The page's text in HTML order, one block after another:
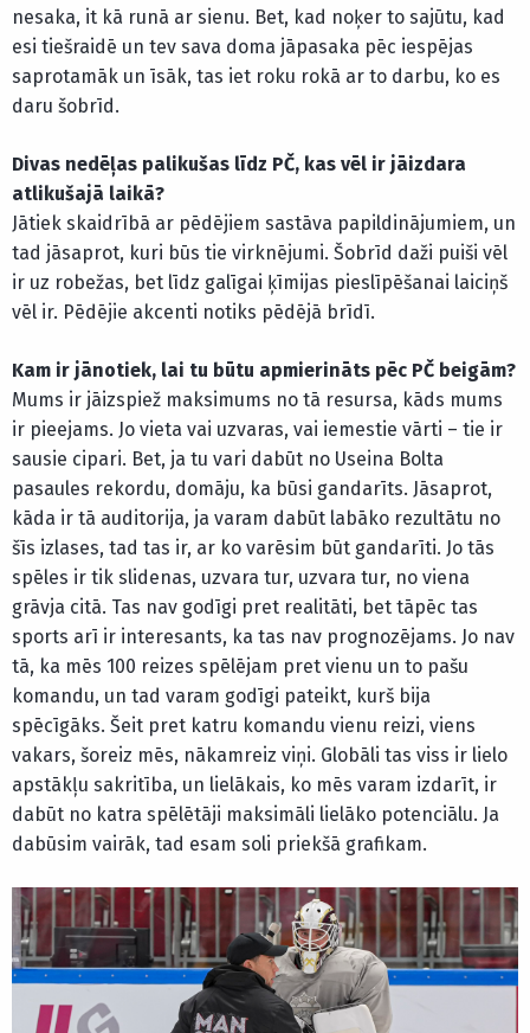
nesaka, it kā runā ar sienu. Bet, kad noķer to sajūtu, kad
esi tiešraidē un tev sava doma jāpasaka pēc iespējas
saprotamāk un īsāk, tas iet roku rokā ar to darbu, ko es
daru šobrīd.
Divas nedēļas palikušas līdz PČ, kas vēl ir jāizdara
atlikušajā laikā?
Jātiek skaidrībā ar pēdējiem sastāva papildinājumiem, un
tad jāsaprot, kuri būs tie virknējumi. Šobrīd daži puiši vēl
ir uz robežas, bet līdz galīgai ķīmijas pieslīpēšanai laiciņš
vēl ir. Pēdējie akcenti notiks pēdējā brīdī.
Kam ir jānotiek, lai tu būtu apmierināts pēc PČ beigām?
Mums ir jāizspiež maksimums no tā resursa, kāds mums
ir pieejams. Jo vieta vai uzvaras, vai iemestie vārti – tie ir
sausie cipari. Bet, ja tu vari dabūt no Useina Bolta
pasaules rekordu, domāju, ka būsi gandarīts. Jāsaprot,
kāda ir tā auditorija, ja varam dabūt labāko rezultātu no
šīs izlases, tad tas ir, ar ko varēsim būt gandarīti. Jo tās
spēles ir tik slidenas, uzvara tur, uzvara tur, no viena
grāvja citā. Tas nav godīgi pret realitāti, bet tāpēc tas
sports arī ir interesants, ka tas nav prognozējams. Jo nav
tā, ka mēs 100 reizes spēlējam pret vienu un to pašu
komandu, un tad varam godīgi pateikt, kurš bija
spēcīgāks. Šeit pret katru komandu vienu reizi, viens
vakars, šoreiz mēs, nākamreiz viņi. Globāli tas viss ir lielo
apstākļu sakritība, un lielākais, ko mēs varam izdarīt, ir
dabūt no katra spēlētāji maksimāli lielāko potenciālu. Ja
dabūsim vairāk, tad esam soli priekšā grafikam.